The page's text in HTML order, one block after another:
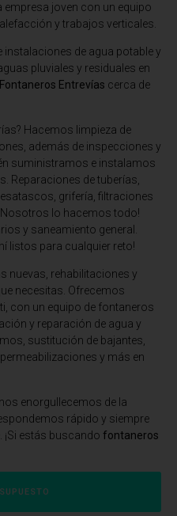
joven con un equipo
y trabajos verticales.
de agua potable y
pluviales y residuales en
Fontaneros Entrevías cerca de
Hacemos limpieza de
además de inspecciones y
suministramos e instalamos
Reparaciones de tuberías,
grifería, filtraciones
lo hacemos todo!
y saneamiento general.
listos para cualquier reto!
nuevas, rehabilitaciones y
necesitas. Ofrecemos
con un equipo de fontaneros
y reparación de agua y
sustitución de bajantes,
y más en
nos enorgullecemos de la
rápido y siempre
estás buscando fontaneros